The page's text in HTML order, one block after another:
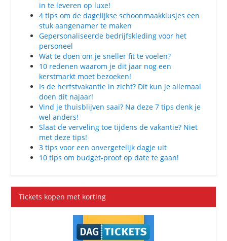
in te leveren op luxe!
4 tips om de dagelijkse schoonmaakklusjes een
stuk aangenamer te maken
Gepersonaliseerde bedrijfskleding voor het
personeel
Wat te doen om je sneller fit te voelen?
10 redenen waarom je dit jaar nog een
kerstmarkt moet bezoeken!
Is de herfstvakantie in zicht? Dit kun je allemaal
doen dit najaar!
Vind je thuisblijven saai? Na deze 7 tips denk je
wel anders!
Slaat de verveling toe tijdens de vakantie? Niet
met deze tips!
3 tips voor een onvergetelijk dagje uit
10 tips om budget-proof op date te gaan!
Tickets kopen met korting